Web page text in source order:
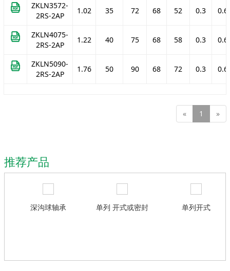
ZKLN3572-
2RS-2AP
1.02 35 72 68 52 0.3 0.6
ZKLN4075-
2RS-2AP
1.22 40 75 68 58 0.3 0.6
ZKLN5090-
2RS-2AP
1.76 50 90 68 72 0.3 0.6
« 1 »
推荐产品
深沟球轴承 单列 开式或密封 单列开式